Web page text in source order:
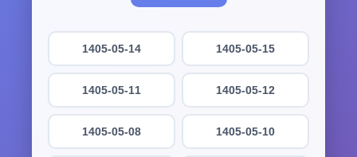
1405-05-15
1405-05-14
1405-05-12
1405-05-11
1405-05-10
1405-05-08